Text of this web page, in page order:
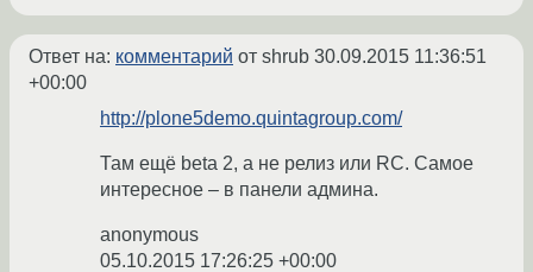
Ответ на: комментарий от shrub 30.09.2015 11:36:51
+00:00
http://plone5demo.quintagroup.com/
Там ещё beta 2, а не релиз или RC. Самое
интересное – в панели админа.
anonymous
05.10.2015 17:26:25 +00:00